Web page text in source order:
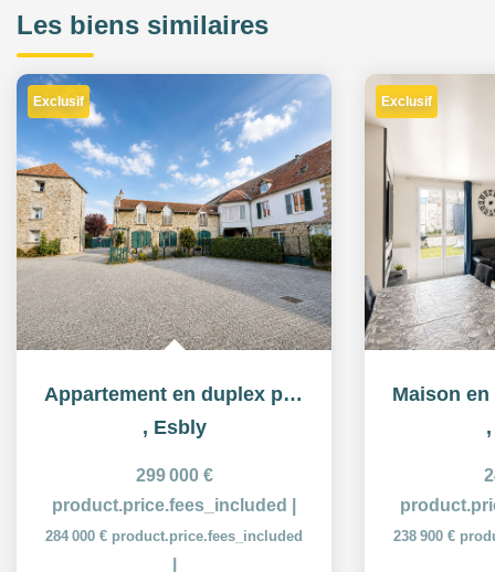
Les biens similaires
Exclusif
Appartement en duplex proche de la gare d'esbly
, Esbly
299 000 €
product.price.fees_included
284 000 € product.price.fees_included
Exclusif
238 900 €